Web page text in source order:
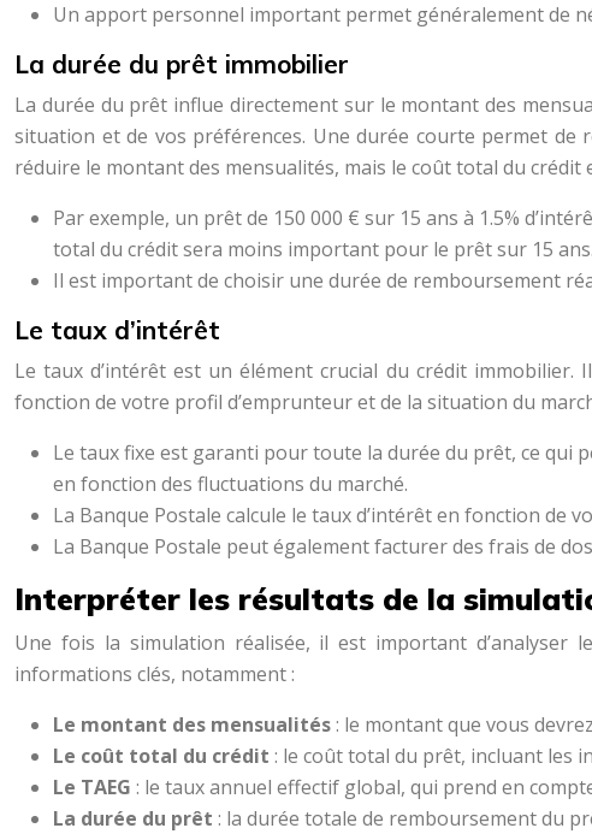
Un apport personnel important permet généralement de
La durée du prêt immobilier
La durée du prêt influe directement sur le montant des
situation et de vos préférences. Une durée courte permet de
réduire le montant des mensualités, mais le coût total du crédit
Par exemple, un prêt de 150 000 € sur 15 ans à 1.5%
total du crédit sera moins important pour le prêt sur 15 ans.
Il est important de choisir une durée de remboursement
Le taux d’intérêt
Le taux d’intérêt est un élément crucial du crédit
fonction de votre profil d’emprunteur et de la situation du
Le taux fixe est garanti pour toute la durée du prêt, ce qui
en fonction des fluctuations du marché.
La Banque Postale calcule le taux d’intérêt en fonction
La Banque Postale peut également facturer des frais de
Interpréter les résultats de la
Une fois la simulation réalisée, il est important
informations clés, notamment :
Le montant des mensualités: le montant que vous
Le coût total du crédit : le coût total du prêt, incluant les
Le TAEG : le taux annuel effectif global, qui prend en
La durée du prêt : la durée totale de remboursement du